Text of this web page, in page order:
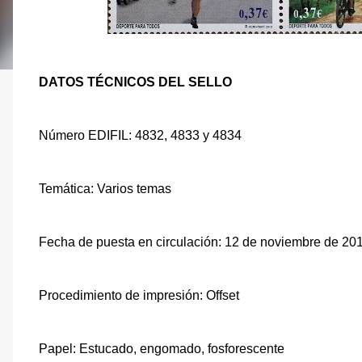
DATOS TÉCNICOS DEL SELLO
Número EDIFIL: 4832, 4833 y 4834
Temática: Varios temas
Fecha de puesta en circulación: 12 de noviembre de
Procedimiento de impresión: Offset
Papel: Estucado, engomado, fosforescente